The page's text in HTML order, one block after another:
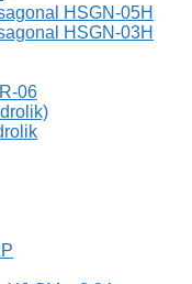
HSGN-05H
HSGN-03H
06